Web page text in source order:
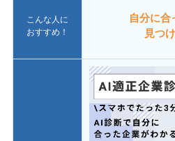
こんな人に
おすすめ！
自分に合
見つ